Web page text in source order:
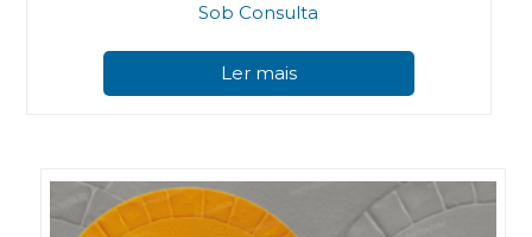
Sob Consulta
Ler mais